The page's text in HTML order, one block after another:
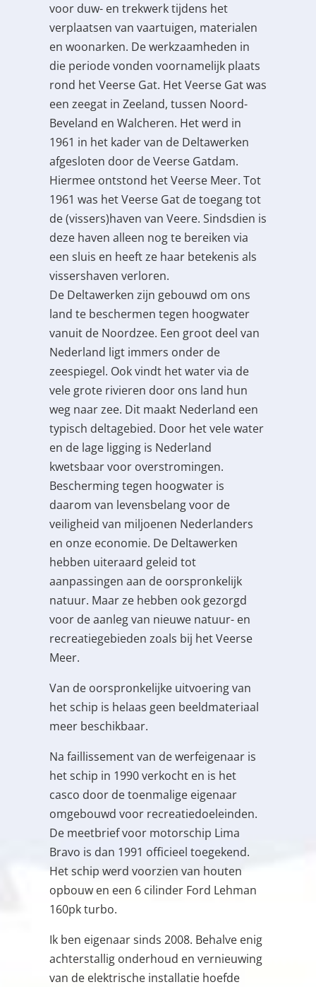
voor duw- en trekwerk tijdens het
verplaatsen van vaartuigen, materialen
en woonarken. De werkzaamheden in
die periode vonden voornamelijk plaats
rond het Veerse Gat. Het Veerse Gat was
een zeegat in Zeeland, tussen Noord-
Beveland en Walcheren. Het werd in
1961 in het kader van de Deltawerken
afgesloten door de Veerse Gatdam.
Hiermee ontstond het Veerse Meer. Tot
1961 was het Veerse Gat de toegang tot
de (vissers)haven van Veere. Sindsdien is
deze haven alleen nog te bereiken via
een sluis en heeft ze haar betekenis als
vissershaven verloren.
De Deltawerken zijn gebouwd om ons
land te beschermen tegen hoogwater
vanuit de Noordzee. Een groot deel van
Nederland ligt immers onder de
zeespiegel. Ook vindt het water via de
vele grote rivieren door ons land hun
weg naar zee. Dit maakt Nederland een
typisch deltagebied. Door het vele water
en de lage ligging is Nederland
kwetsbaar voor overstromingen.
Bescherming tegen hoogwater is
daarom van levensbelang voor de
veiligheid van miljoenen Nederlanders
en onze economie. De Deltawerken
hebben uiteraard geleid tot
aanpassingen aan de oorspronkelijk
natuur. Maar ze hebben ook gezorgd
voor de aanleg van nieuwe natuur- en
recreatiegebieden zoals bij het Veerse
Meer.
Van de oorspronkelijke uitvoering van
het schip is helaas geen beeldmateriaal
meer beschikbaar.
Na faillissement van de werfeigenaar is
het schip in 1990 verkocht en is het
casco door de toenmalige eigenaar
omgebouwd voor recreatiedoeleinden.
De meetbrief voor motorschip Lima
Bravo is dan 1991 officieel toegekend.
Het schip werd voorzien van houten
opbouw en een 6 cilinder Ford Lehman
160pk turbo.
Ik ben eigenaar sinds 2008. Behalve enig
achterstallig onderhoud en vernieuwing
van de elektrische installatie hoefde